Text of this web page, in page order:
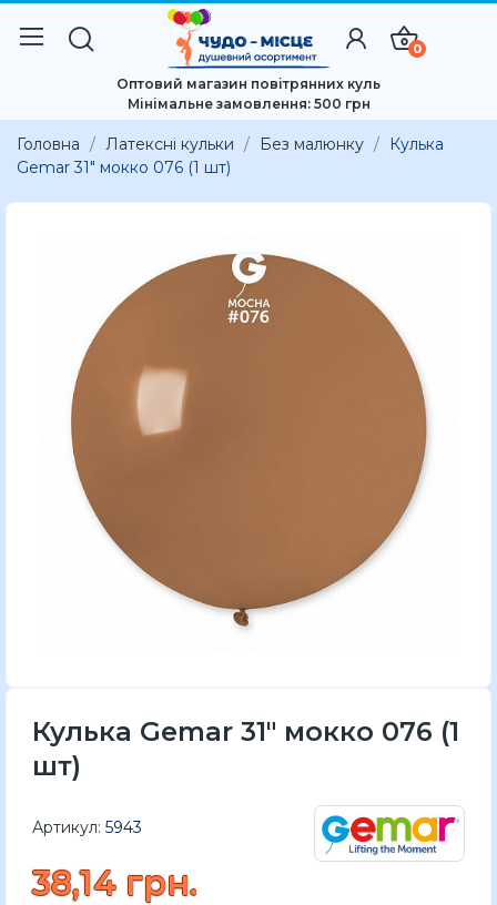
0
Оптовий магазин повітрянних куль
Мінімальне замовлення: 500 грн
Головна Латексні кульки Без малюнку
Кулька
Gemar 31" мокко 076 (1 шт)
Кулька Gemar 31" мокко 076 (1
шт)
Артикул: 5943
38,14 грн.